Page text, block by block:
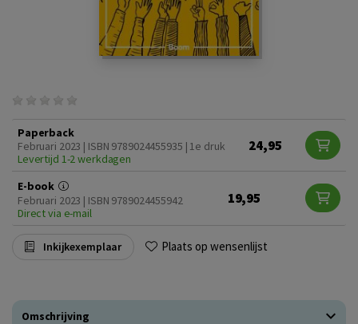
Paperback
Februari 2023 | ISBN 9789024455935 | 1e druk
Levertijd 1-2 werkdagen
24,95
E-book
Februari 2023 | ISBN 9789024455942
Direct via e-mail
19,95
Inkijkexemplaar Plaats op wensenlijst
Omschrijving